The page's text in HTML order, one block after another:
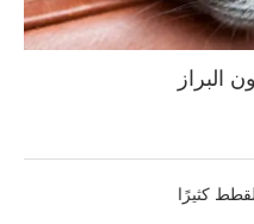
البراز
كثيرًا